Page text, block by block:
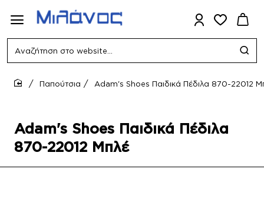
Αναζήτηση
website...
Adam's Shoes Παιδικά Πέδιλα
870-22012 Μπλέ
Παπούτσια Adam's Shoes Παιδικά Πέδιλα 870-22012